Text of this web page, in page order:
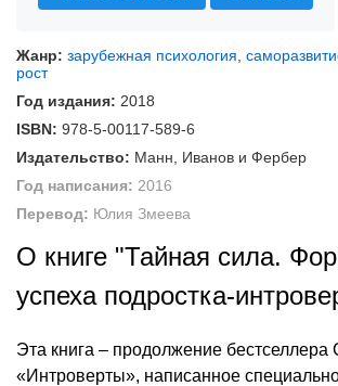
Жанр: зарубежная психология
рост
Год издания: 2018
ISBN: 978-5-00117-589-6
Издательство: Манн, Иванов и Фербер
Год написания: 2016
Перевод: Юлия Змеева
О книге "Тайная сила.
успеха подростка-
Эта книга – продолжение бестселлера
«Интроверты», написанное